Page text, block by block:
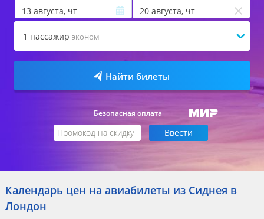
13 августа, чт 20 августа, чт
1 пассажир эконом
Найти билеты
Безопасная оплата
Календарь цен на авиабилеты из Сиднея в
Лондон